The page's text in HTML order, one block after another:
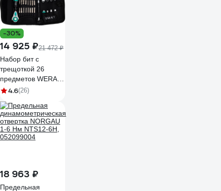
-30%
14 925 ₽21 472 ₽
Набор бит с
трещоткой 26
предметов WERA
WE-051045
4.6(26)
18 963 ₽
Предельная